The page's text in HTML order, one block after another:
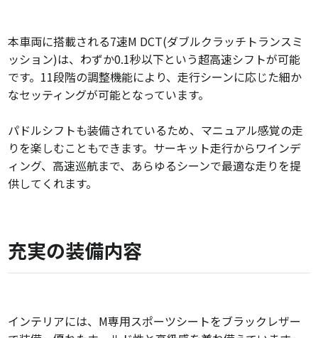
本車両に搭載される7速M DCT(ダブルクラッチトランスミ
ッション)は、わずか0.1秒以下という超高速シフトが可能
です。11段階の調整機能により、走行シーンに応じた細か
なセッティングが可能となっています。
パドルシフトも装備されているため、マニュアル感覚の走
りを楽しむこともできます。サーキット走行からワインデ
ィング、高速巡航まで、あらゆるシーンで最適な走りを提
供してくれます。
充実の装備内容
インテリアには、M専用スポーツシートをブラックレザー